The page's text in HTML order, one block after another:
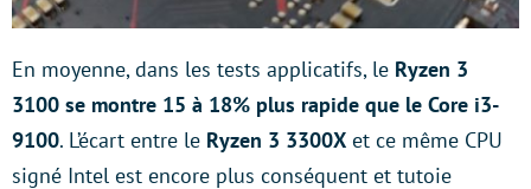
En moyenne, dans les tests applicatifs, le Ryzen 3
3100 se montre 15 à 18% plus rapide que le Core i3-
9100. L’écart entre le Ryzen 3 3300X et ce même CPU
signé Intel est encore plus conséquent et tutoie